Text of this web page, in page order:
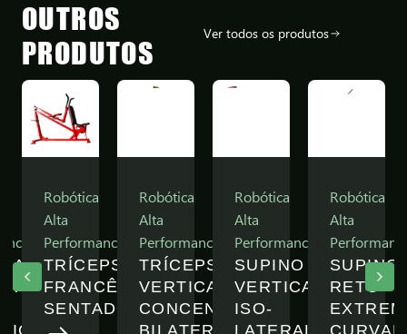
OUTROS
PRODUTOS
Ver todos os produtos
Robótica
Alta
Performance
TRÍCEPS
FRANCÊS
SENTADO
Robótica
Alta
Performance
TRÍCEPS
VERTICAL
CONCENTRADO
Robótica
Alta
Performance
SUPINO
VERTICAL
ISO-
Robótica
Alta
SUPINO
RETO